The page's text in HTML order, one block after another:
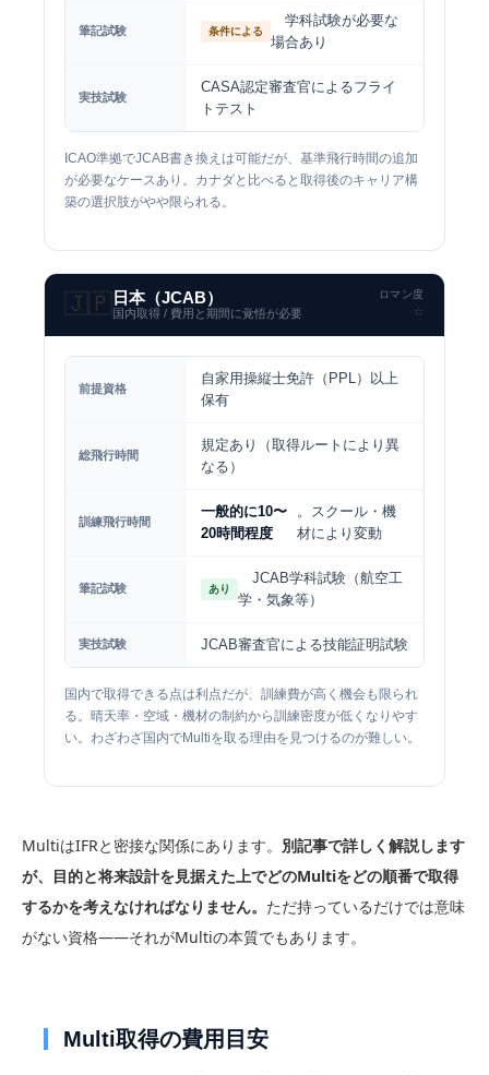
筆記試験 条件による
学科試験が必要な
場合あり
実技試験
CASA認定審査官によるフライ
トテスト
ICAO準拠でJCAB書き換えは可能だが、基準飛行時間の追加
が必要なケースあり。カナダと比べると取得後のキャリア構
築の選択肢がやや限られる。
🇯🇵 日本（JCAB）
国内取得 / 費用と期間に覚悟が必要
ロマン度
⭐️
前提資格
自家用操縦士免許（PPL）以上
保有
総飛行時間
規定あり（取得ルートにより異
なる）
訓練飛行時間
一般的に10〜
20時間程度
。スクール・機
材により変動
筆記試験 あり
JCAB学科試験（航空工
学・気象等）
実技試験 JCAB審査官による技能証明試験
国内で取得できる点は利点だが、訓練費が高く機会も限られ
る。晴天率・空域・機材の制約から訓練密度が低くなりやす
い。わざわざ国内でMultiを取る理由を見つけるのが難しい。
MultiはIFRと密接な関係にあります。 別記事で詳しく解説します
が、目的と将来設計を見据えた上でどのMultiをどの順番で取得
するかを考えなければなりません。 ただ持っているだけでは意味
がない資格——それがMultiの本質でもあります。
Multi取得の費用目安